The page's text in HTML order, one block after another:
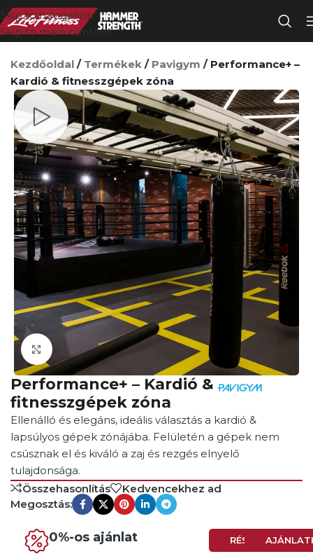
Skip to navigation
Skip to main content
Kezdőoldal / Termékek / Pavigym / Performance+ –
Kardió & fitnesszgépek zóna
Click to enlarge
Performance+ – Kardió &
fitnesszgépek zóna
Ellenálló és elegáns, ideális választás a kardió &
lapsúlyos gépek zónájába. Felületén a gépek nem
csúsznak el és kiváló a zaj és rezgés elnyelő
tulajdonsága.
Összehasonlítás
Kedvencekhez ad
Megosztás:
0%-os ajánlat RÉSZLETEK